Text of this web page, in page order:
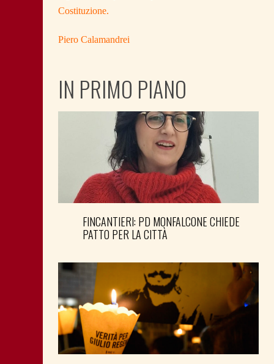
Costituzione.
Piero Calamandrei
IN PRIMO PIANO
FINCANTIERI: PD MONFALCONE CHIEDE
PATTO PER LA CITTÀ